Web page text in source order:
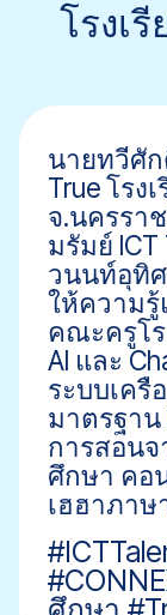
โรงเ
นายทวีศัก
True โรง
จ.นครรา
มรัมย์ ICT
วนนท์อุทิศ
ให้ความ
คณะครูโร
AI และ
ระบบเครื
มาตรฐาน
การสอน
ศึกษา คอ
เฮฮาภา